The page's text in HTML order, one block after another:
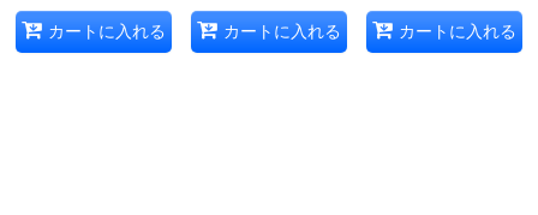
カートに入れる カートに入れる カートに入れる